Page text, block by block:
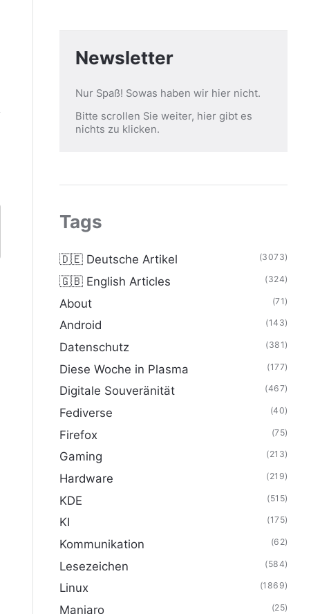
Newsletter
Nur Spaß! Sowas haben wir hier nicht.
Bitte scrollen Sie weiter, hier gibt es
nichts zu klicken.
Tags
🇩🇪 Deutsche Artikel (3073)
🇬🇧 English Articles (324)
About (71)
Android (143)
Datenschutz (381)
Diese Woche in Plasma (177)
Digitale Souveränität (467)
Fediverse (40)
Firefox (75)
Gaming (213)
Hardware (219)
KDE (515)
KI (175)
Kommunikation (62)
Lesezeichen (584)
Linux (1869)
Manjaro (25)